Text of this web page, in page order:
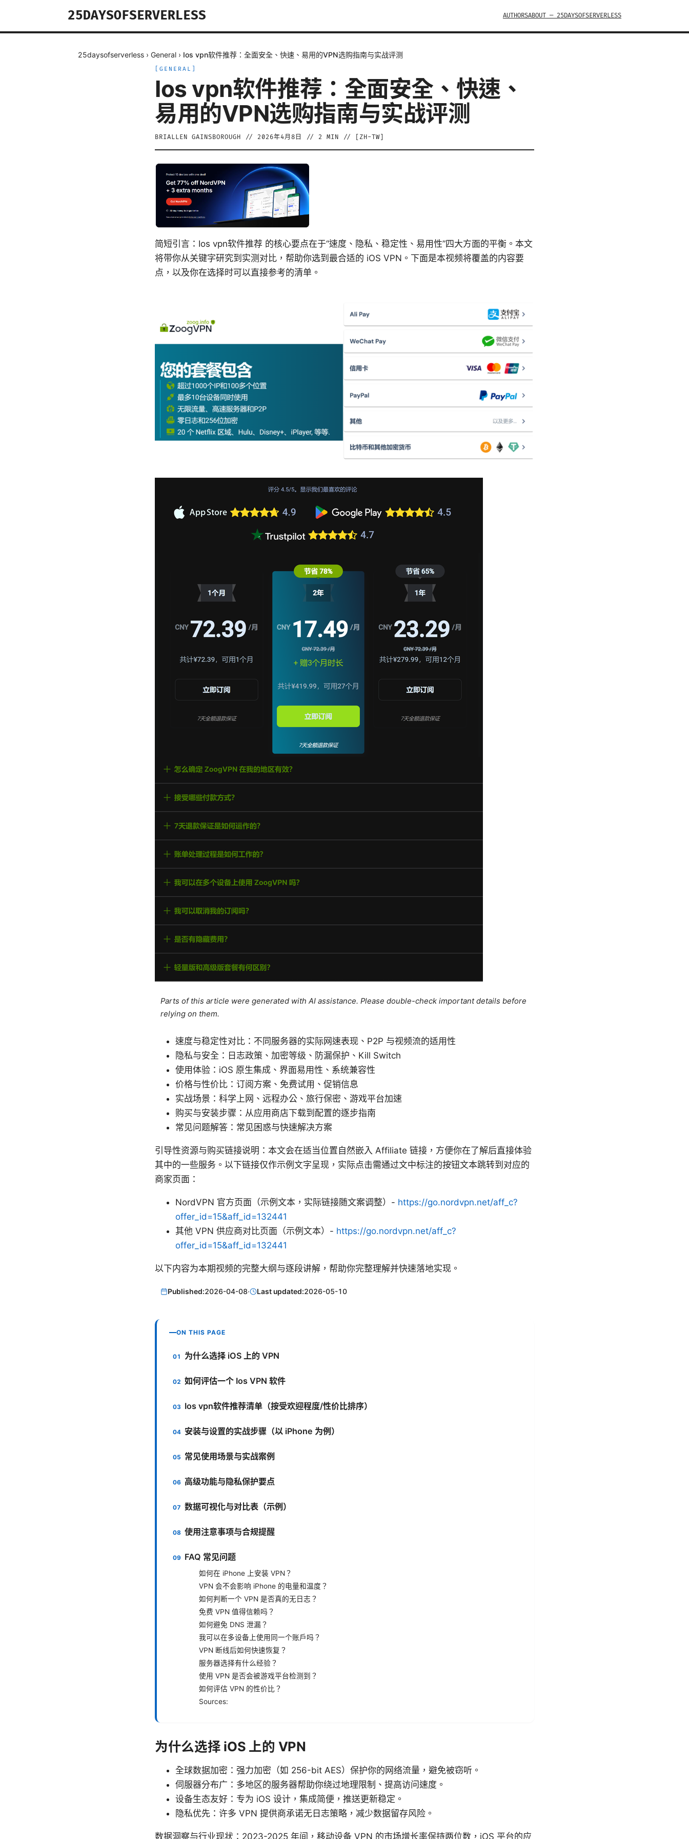
25DAYSOFSERVERLESS AUTHORSABOUT — 25DAYSOFSERVERLESS
25daysofserverless › General › Ios vpn软件推荐：全面安全、快速、易用的VPN选购指南与实战评测
GENERAL
Ios vpn软件推荐：全面安全、快速、
易用的VPN选购指南与实战评测
BRIALLEN GAINSBOROUGH // 2026年4月8日 // 2 MIN // [ ZH-TW
简短引言：Ios vpn软件推荐 的核心要点在于“速度、隐私、稳定性、易用性”四大方面的平衡。本文
将带你从关键字研究到实测对比，帮助你选到最合适的 iOS VPN。下面是本视频将覆盖的内容要
点，以及你在选择时可以直接参考的清单。
Parts of this article were generated with AI assistance. Please double-check important details before
relying on them.
速度与稳定性对比：不同服务器的实际网速表现、P2P 与视频流的适用性
隐私与安全：日志政策、加密等级、防漏保护、Kill Switch
使用体验：iOS 原生集成、界面易用性、系统兼容性
价格与性价比：订阅方案、免费试用、促销信息
实战场景：科学上网、远程办公、旅行保密、游戏平台加速
购买与安装步骤：从应用商店下载到配置的逐步指南
常见问题解答：常见困惑与快速解决方案
引导性资源与购买链接说明：本文会在适当位置自然嵌入 Affiliate 链接，方便你在了解后直接体验
其中的一些服务。以下链接仅作示例文字呈现，实际点击需通过文中标注的按钮文本跳转到对应的
商家页面：
NordVPN 官方页面（示例文本，实际链接随文案调整）- https://go.nordvpn.net/aff_c?
offer_id=15&aff_id=132441
其他 VPN 供应商对比页面（示例文本）- https://go.nordvpn.net/aff_c?
offer_id=15&aff_id=132441
以下内容为本期视频的完整大纲与逐段讲解，帮助你完整理解并快速落地实现。
Published:2026-04-08· Last updated:2026-05-10
ON THIS PAGE
为什么选择 iOS 上的 VPN
如何评估一个 Ios VPN 软件
Ios vpn软件推荐清单（按受欢迎程度/性价比排序）
安装与设置的实战步骤（以 iPhone 为例）
常见使用场景与实战案例
高级功能与隐私保护要点
数据可视化与对比表（示例）
使用注意事项与合规提醒
FAQ 常见问题
如何在 iPhone 上安装 VPN？
VPN 会不会影响 iPhone 的电量和温度？
如何判断一个 VPN 是否真的无日志？
免费 VPN 值得信赖吗？
如何避免 DNS 泄漏？
我可以在多设备上使用同一个账户吗？
VPN 断线后如何快速恢复？
服务器选择有什么经验？
使用 VPN 是否会被游戏平台检测到？
如何评估 VPN 的性价比？
Sources:
为什么选择 iOS 上的 VPN
全球数据加密：强力加密（如 256-bit AES）保护你的网络流量，避免被窃听。
伺服器分布广：多地区的服务器帮助你绕过地理限制、提高访问速度。
设备生态友好：专为 iOS 设计，集成简便，推送更新稳定。
隐私优先：许多 VPN 提供商承诺无日志策略，减少数据留存风险。
数据洞察与行业现状：2023-2025 年间，移动设备 VPN 的市场增长率保持两位数，iOS 平台的应